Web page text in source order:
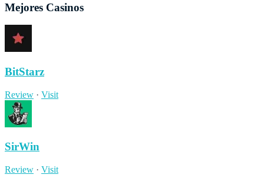
Mejores Casinos
BitStarz
Review · Visit
SirWin
Review · Visit